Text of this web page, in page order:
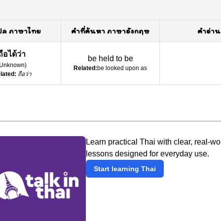
ภาษาไทย คำที่ค้นหา ภาษาอังกฤษ คำอ่าน
อได้ว่า
Unknown)
ถือว่า
be held to be
Related:be looked upon as
Learn practical Thai with clear, real-
lessons designed for everyday use.
Start learning Thai